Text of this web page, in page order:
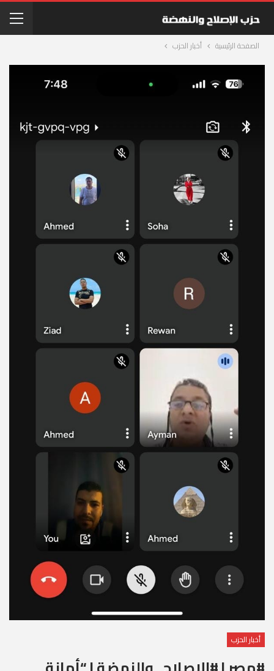
الصفحة الرئيسية أخبار الحزب
أخبار الحزب